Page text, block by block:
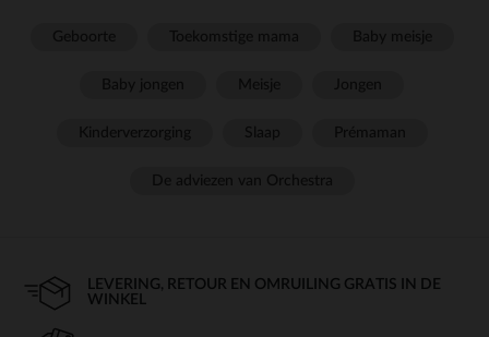
LEVERING, RETOUR EN OMRUILING GRATIS IN DE
WINKEL